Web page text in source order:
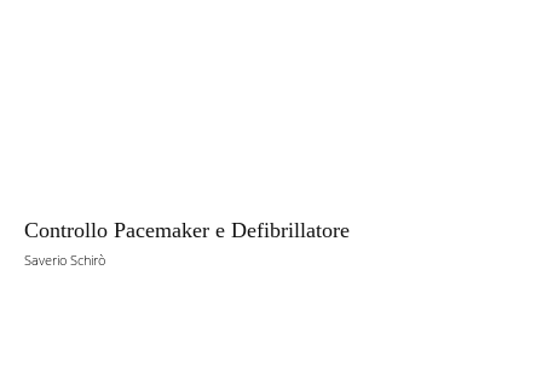
Controllo Pacemaker e Defibrillatore
Saverio Schirò